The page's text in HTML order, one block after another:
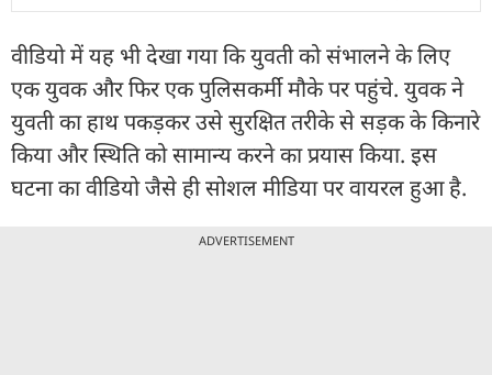
वीडियो में यह भी देखा गया कि युवती को संभालने के लिए
एक युवक और फिर एक पुलिसकर्मी मौके पर पहुंचे. युवक ने
युवती का हाथ पकड़कर उसे सुरक्षित तरीके से सड़क के किनारे
किया और स्थिति को सामान्य करने का प्रयास किया. इस
घटना का वीडियो जैसे ही सोशल मीडिया पर वायरल हुआ है.
ADVERTISEMENT